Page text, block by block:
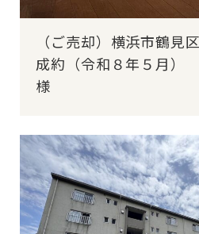
（ご売却）横浜市鶴見
成約（令和８年５
様